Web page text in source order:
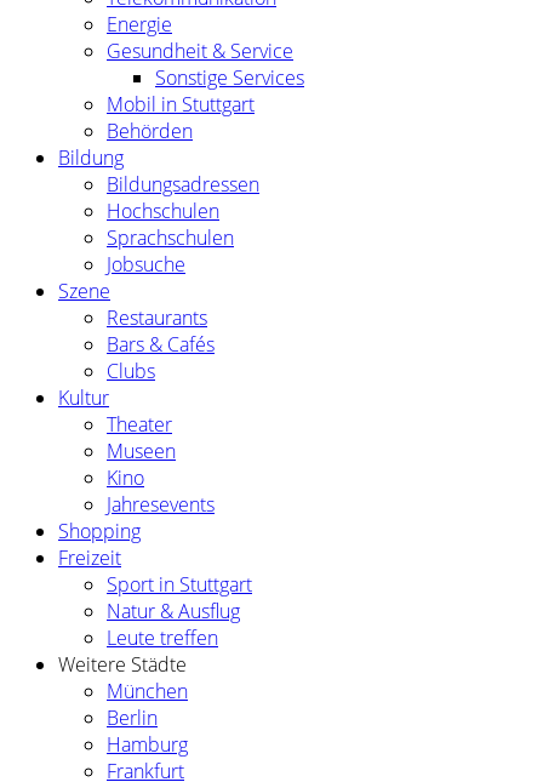
Energie
Gesundheit & Service
Sonstige Services
Mobil in Stuttgart
Behörden
Bildung
Bildungsadressen
Hochschulen
Sprachschulen
Jobsuche
Szene
Restaurants
Bars & Cafés
Clubs
Kultur
Theater
Museen
Kino
Jahresevents
Shopping
Freizeit
Sport in Stuttgart
Natur & Ausflug
Leute treffen
Weitere Städte
München
Berlin
Hamburg
Frankfurt